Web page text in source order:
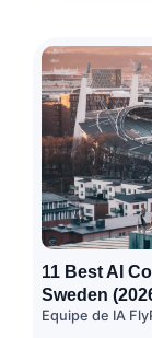
11 Best AI
Sweden
Equipe de IA